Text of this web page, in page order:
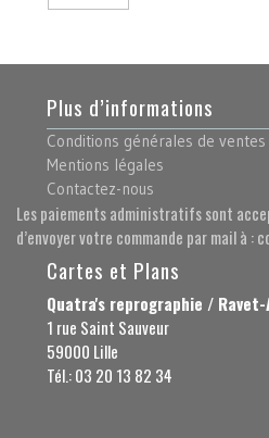
Plus d’informations
Conditions générales de ventes
Mentions légales
Contactez-nous
Les paiements administratifs sont
d’envoyer votre commande par mail à
Cartes et Plans
Quatra's reprographie / Ravet-
1 rue Saint Sauveur
59000 Lille
Tél.: 03 20 13 82 34